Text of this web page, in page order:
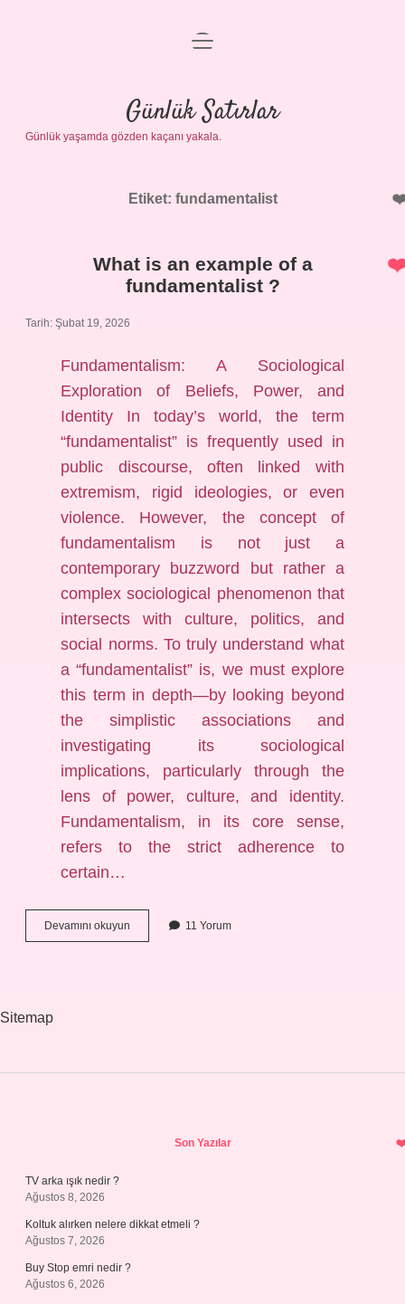
Anasayfa
Gizlilik Politikası
Yasal Uyarı
menüyü
Günlük Satırlar
Günlük yaşamda gözden kaçanı yakala.
Etiket: fundamentalist
What is an example of a
fundamentalist ?
Tarih: Şubat 19, 2026
Fundamentalism: A Sociological
Exploration of Beliefs, Power, and
Identity In today’s world, the term
“fundamentalist” is frequently used in
public discourse, often linked with
extremism, rigid ideologies, or even
violence. However, the concept of
fundamentalism is not just a
contemporary buzzword but rather a
complex sociological phenomenon that
intersects with culture, politics, and
social norms. To truly understand what
a “fundamentalist” is, we must explore
this term in depth—by looking beyond
the simplistic associations and
investigating its sociological
implications, particularly through the
lens of power, culture, and identity.
Fundamentalism, in its core sense,
refers to the strict adherence to
certain…
Devamını okuyun
is
11 Yorum
Sitemap
Son Yazılar
TV arka ışık nedir ?
Ağustos 8, 2026
Koltuk alırken nelere dikkat etmeli ?
Ağustos 7, 2026
Buy Stop emri nedir ?
Ağustos 6, 2026